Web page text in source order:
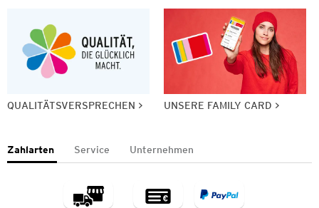
QUALITÄTSVERSPRECHEN UNSERE FAMILY CARD
Zahlarten Service Unternehmen